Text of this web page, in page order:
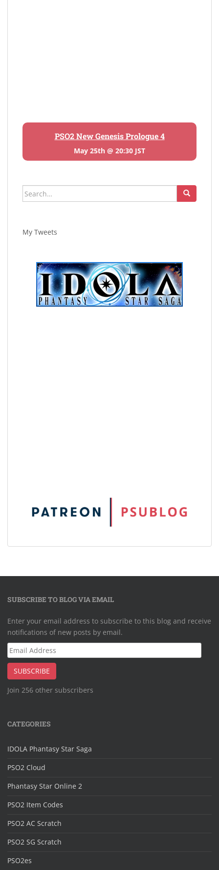
PSO2 New Genesis Prologue 4
May 25th @ 20:30 JST
Search
for:
My Tweets
SUBSCRIBE TO BLOG VIA EMAIL
Enter your email address to subscribe to this blog and receive
notifications of new posts by email.
Email
Address
SUBSCRIBE
Join 256 other subscribers
CATEGORIES
IDOLA Phantasy Star Saga
PSO2 Cloud
Phantasy Star Online 2
PSO2 Item Codes
PSO2 AC Scratch
PSO2 SG Scratch
PSO2es